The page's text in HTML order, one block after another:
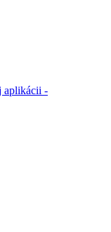
aplikácii -